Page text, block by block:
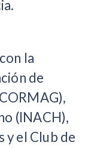
la
de
(INACH),
y el Club de